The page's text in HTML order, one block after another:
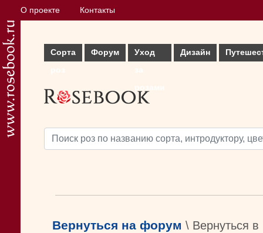
О проекте Контакты
Сорта
Форум
Уход
Дизайн
Вернуться на форум \ Вернуться